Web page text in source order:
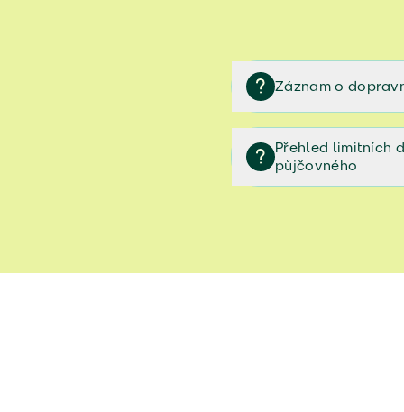
Záznam o
Záznam o dopravní
Přehled limitních
půjčovného